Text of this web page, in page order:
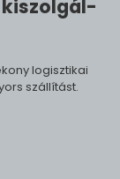
ki­szol­gál­
logisztikai
szállítást.